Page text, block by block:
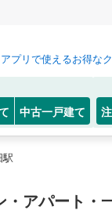
プリで使えるお得な
中古一戸建て
駅
・アパート・